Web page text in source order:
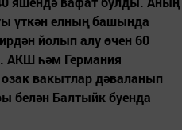
үткән елның башында
йолып алу өчен 60
АКШ һәм Германия
вакытлар дәваланып
белән Балтыйк буенда